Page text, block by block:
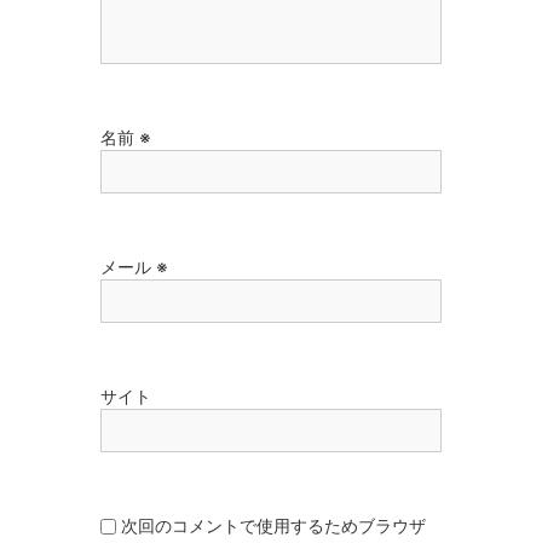
名前 ※
メール ※
サイト
次回のコメントで使用するためブラウザ